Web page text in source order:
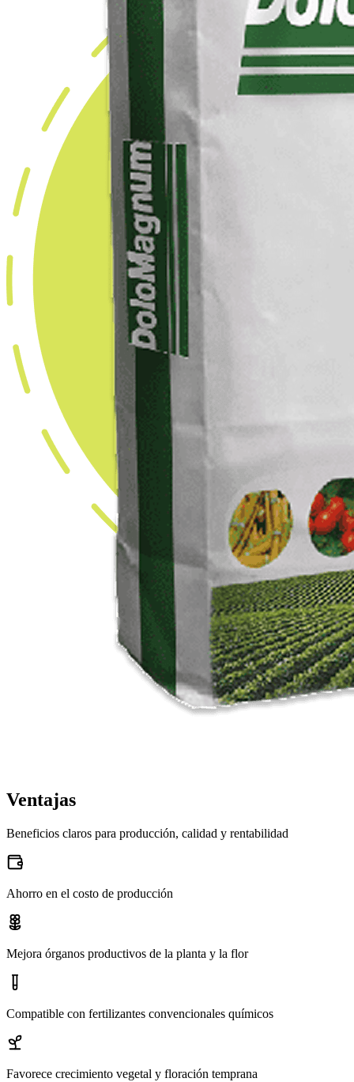
Ventajas
Beneficios claros para producción, calidad y rentabilidad
Ahorro en el costo de producción
Mejora órganos productivos de la planta y la flor
Compatible con fertilizantes convencionales químicos
Favorece crecimiento vegetal y floración temprana